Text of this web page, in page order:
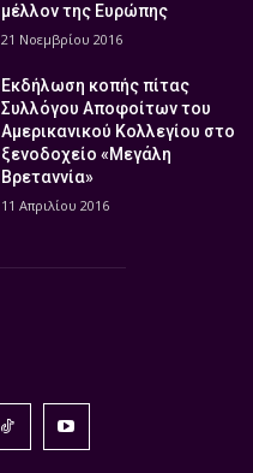
μέλλον της Ευρώπης
21 Νοεμβρίου 2016
Εκδήλωση κοπής πίτας
Συλλόγου Αποφοίτων του
Αμερικανικού Κολλεγίου στο
ξενοδοχείο «Μεγάλη
Βρεταννία»
11 Απριλίου 2016